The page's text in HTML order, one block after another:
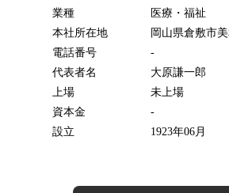
業種
医療・福祉
本社所在地
岡山県倉敷市
電話番号
-
代表者名
大原謙一郎
上場
未上場
資本金
-
設立
1923年06月